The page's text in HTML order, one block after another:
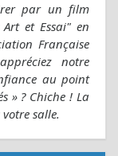
par un film
et Essai" en
Française
notre
au point
» ? Chiche ! La
salle.